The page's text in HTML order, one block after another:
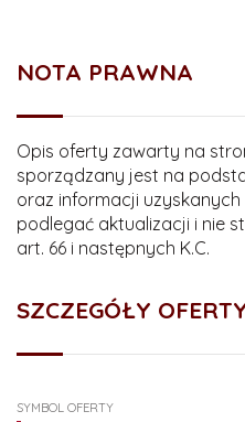
NOTA PRAWNA
Opis oferty zawarty na
sporządzany jest na
oraz informacji uzyskanych
podlegać aktualizacji i nie
art. 66 i następnych K.C.
SZCZEGÓŁY
SYMBOL OFERTY